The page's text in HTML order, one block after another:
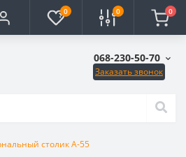
0 0 0
068-230-50-70
Заказать звонок
столик А-55